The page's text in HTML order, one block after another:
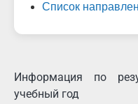
Список
Информация по
учебный год